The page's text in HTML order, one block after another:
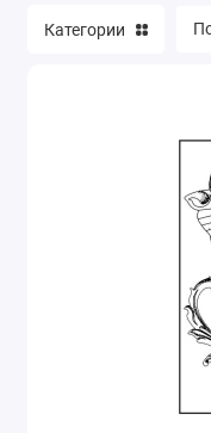
основе (144)
Категории